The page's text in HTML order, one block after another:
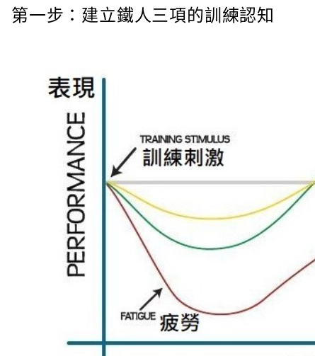
第一步：建立鐵人三項的訓練認知